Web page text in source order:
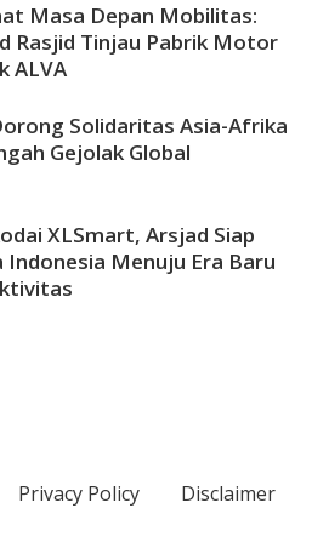
Masa Depan Mobilitas:
Rasjid Tinjau Pabrik Motor
ALVA
Solidaritas Asia-Afrika
Gejolak Global
XLSmart, Arsjad Siap
Indonesia Menuju Era Baru
Privacy Policy Disclaimer